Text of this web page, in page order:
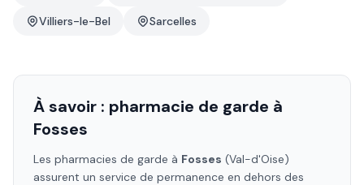
Villiers-le-Bel
Sarcelles
À savoir : pharmacie de garde à
Fosses
Les pharmacies de garde à Fosses (Val-d'Oise)
assurent un service de permanence en dehors des